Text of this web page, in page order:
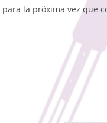
la próxima vez que